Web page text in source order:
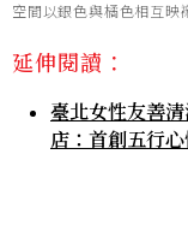
空間以銀色與橘色相互映
延伸閱讀：
臺北女性友善
店：首創五行